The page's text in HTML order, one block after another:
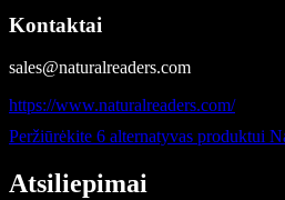
Kontaktai
sales@naturalreaders.com
https://www.naturalreaders.com/
Peržiūrėkite 6 alternatyvas produktui
Atsiliepimai